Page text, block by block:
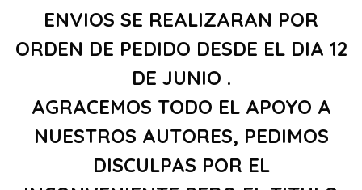
ENVIOS SE REALIZARAN POR
ORDEN DE PEDIDO DESDE EL DIA 12
DE JUNIO .
AGRACEMOS TODO EL APOYO A
NUESTROS AUTORES, PEDIMOS
DISCULPAS POR EL